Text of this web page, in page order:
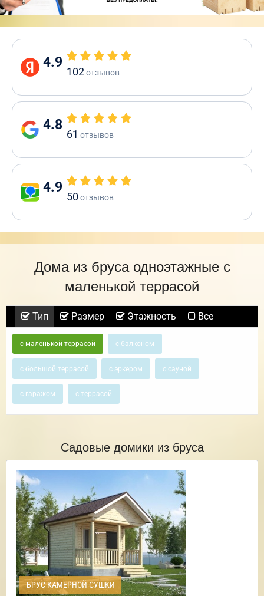
4.9
102отзывов
4.8
61 отзывов
4.9
50отзывов
Дома из бруса одноэтажные с
маленькой террасой
Тип Размер Этажность Все
с маленькой террасой с балконом
с большой террасой с эркером с сауной
с гаражом с террасой
Садовые домики из бруса
БРУС КАМЕРНОЙ СУШКИ